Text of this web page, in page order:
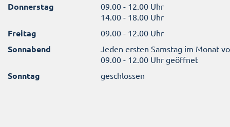
Donnerstag
09.00 - 12.00 Uhr
14.00 - 18.00 Uhr
Freitag 09.00 - 12.00 Uhr
Sonnabend
Jeden ersten Samstag im Monat
09.00 - 12.00 Uhr geöffnet
Sonntag geschlossen